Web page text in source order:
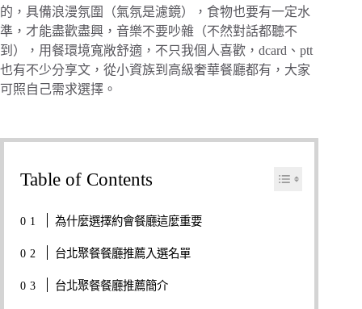
的，具備浪漫氛圍（氣氛是濾鏡），食物也要有一定水
準，才能盡歡盡興，音樂不要吵雜（不然對話都聽不
到），用餐環境寬敞舒適，不只我個人喜歡，dcard、ptt
也有不少分享文，從小資族到高級奢華餐廳都有，大家
可照自己需求選擇。
Table of Contents
為什麼選擇約會餐廳這麼重要
台北聚餐餐廳推薦入選名單
台北聚餐餐廳推薦簡介